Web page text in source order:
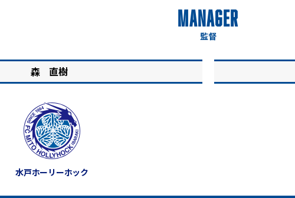
MANAGER
監督
森 直樹
水戸ホーリーホック